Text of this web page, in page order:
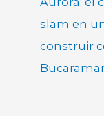
slam en
construir